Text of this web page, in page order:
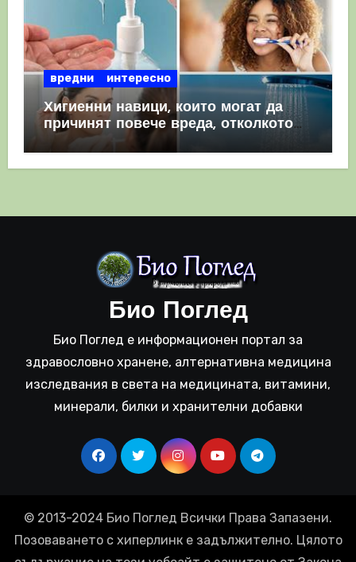
вредни интересно
Хигиенни навици, които могат да
причинят повече вреда, отколкото
полза
Био Поглед
Био Поглед е информационен портал за
здравословно хранене, алтернативна медицина
изследвания в света на медицината, витамини,
минерали, билки и хранителни добавки
© 2013-2024 Био Поглед Всички Права Запазени.
Позоваването с хиперлинк е задължително. Цялото